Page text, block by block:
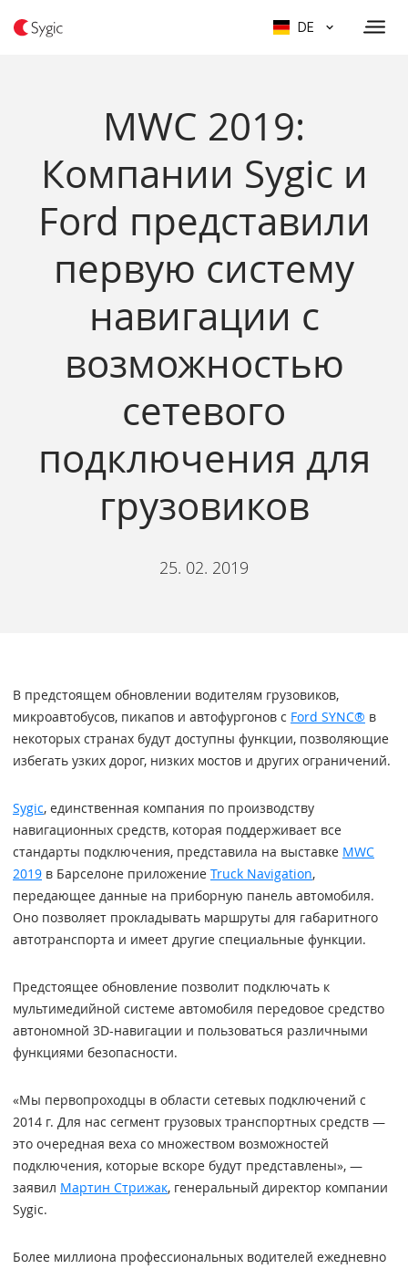
DE
MWC 2019:
Компании Sygic и
Ford представили
первую систему
навигации с
возможностью
сетевого
подключения для
грузовиков
25. 02. 2019
В предстоящем обновлении водителям грузовиков,
микроавтобусов, пикапов и автофургонов с Ford SYNC® в
некоторых странах будут доступны функции, позволяющие
избегать узких дорог, низких мостов и других ограничений.
Sygic, единственная компания по производству
навигационных средств, которая поддерживает все
стандарты подключения, представила на выставке MWC
2019 в Барселоне приложение Truck Navigation,
передающее данные на приборную панель автомобиля.
Оно позволяет прокладывать маршруты для габаритного
автотранспорта и имеет другие специальные функции.
Предстоящее обновление позволит подключать к
мультимедийной системе автомобиля передовое средство
автономной 3D-навигации и пользоваться различными
функциями безопасности.
«Мы первопроходцы в области сетевых подключений с
2014 г. Для нас сегмент грузовых транспортных средств —
это очередная веха со множеством возможностей
подключения, которые вскоре будут представлены», —
заявил Мартин Стрижак, генеральный директор компании
Sygic.
Более миллиона профессиональных водителей ежедневно